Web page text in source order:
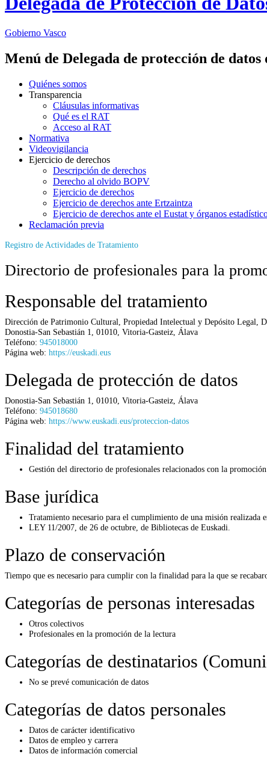
Gobierno Vasco
Menú de Delegada de protección de datos
Quiénes somos
Transparencia
Cláusulas informativas
Qué es el RAT
Acceso al RAT
Normativa
Videovigilancia
Ejercicio de derechos
Descripción de derechos
Derecho al olvido BOPV
Ejercicio de derechos
Ejercicio de derechos ante Ertzaintza
Ejercicio de derechos ante el Eustat y órganos
Reclamación previa
Registro de Actividades de Tratamiento
Directorio de profesionales para la
Responsable del tratamiento
Dirección de Patrimonio Cultural, Propiedad Intelectual y Depósito Legal,
Donostia-San Sebastián 1
01010 Vitoria-Gasteiz Álava
Teléfono: 945018000
Página web: https://euskadi.eus
Delegada de protección de datos
Donostia-San Sebastián 1 01010 Vitoria-Gasteiz Álava
Teléfono: 945018680
Página web: https://www.euskadi.eus/proteccion-datos
Finalidad del tratamiento
Gestión del directorio de profesionales relacionados con la
Base jurídica
Tratamiento necesario para el cumplimiento de una misión
LEY 11/2007, de 26 de octubre, de Bibliotecas de Euskadi.
Plazo de conservación
Tiempo que es necesario para cumplir con la finalidad para la que se
Categorías de personas interesadas
Otros colectivos
Profesionales en la promoción de la lectura
Categorías de destinatarios
No se prevé comunicación de datos
Categorías de datos personales
Datos de carácter identificativo
Datos de empleo y carrera
Datos de información comercial